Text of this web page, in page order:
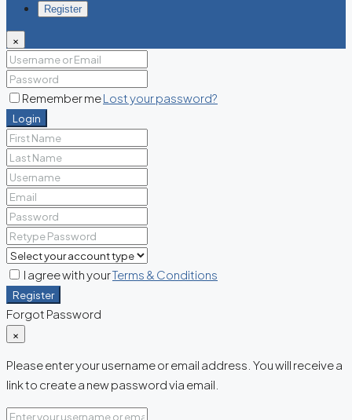
Register
×
Remember meLost your password?
Login
I agree with yourTerms & Conditions
Register
Forgot Password
×
Please enter your username or email address. You will receive a
link to create a new password via email.